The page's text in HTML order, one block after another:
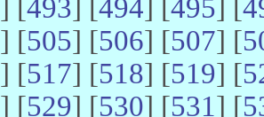
] [493] [494] [495] [
] [505] [506] [507] [
] [517] [518] [519] [
] [529] [530] [531] [